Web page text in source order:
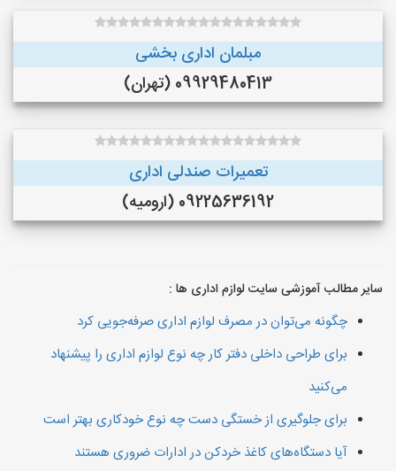
مبلمان اداری بخشی
09929480413 (تهران)
تعمیرات صندلی اداری
09225636192 (ارومیه)
سایر مطالب آموزشی سایت لوازم اداری ها :
چگونه می‌توان در مصرف لوازم اداری صرفه‌جویی کرد
برای طراحی داخلی دفتر کار چه نوع لوازم اداری را پیشنهاد
می‌کنید
برای جلوگیری از خستگی دست چه نوع خودکاری بهتر است
آیا دستگاه‌های کاغذ خردکن در ادارات ضروری هستند